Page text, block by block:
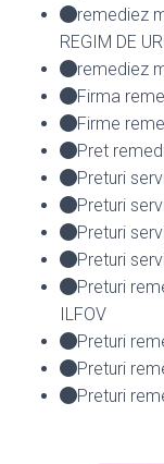
remediez
REGIM DE
remediez
Firma
Firme
Pret
Preturi
Preturi
Preturi
Preturi
Preturi
ILFOV
Preturi
Preturi
Preturi